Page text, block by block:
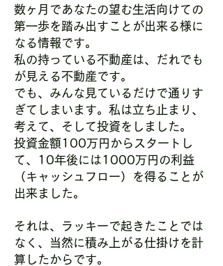
数ヶ月であなたの望む生活向けての
第一歩を踏み出すことが出来る様に
なる情報です。
私の持っている不動産は、だれでも
が見える不動産です。
でも、みんな見ているだけで通りす
ぎてしまいます。私は立ち止まり、
考えて、そして投資をしました。
投資金額100万円からスタートし
て、10年後には1000万円の利益
（キャッシュフロー）を得ることが
出来ました。
それは、ラッキーで起きたことでは
なく、当然に積み上がる仕掛けを計
算したからです。